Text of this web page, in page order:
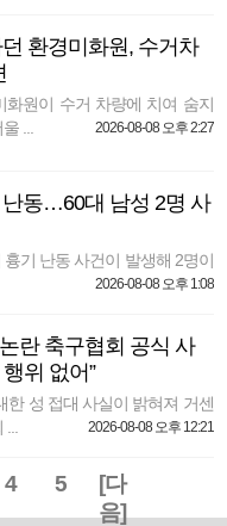
환경미화원, 수거차
화원이 수거 차량에 치여 숨지
...
2026-08-08 오후 2:27
동…60대 남성 2명 사
기 난동 사건이 발생해 2명이
2026-08-08 오후 1:08
논란 축구협회 공식 사
위 없어”
한 성 접대 사실이 밝혀져 거센
2026-08-08 오후 12:21
4 5
[다
음]